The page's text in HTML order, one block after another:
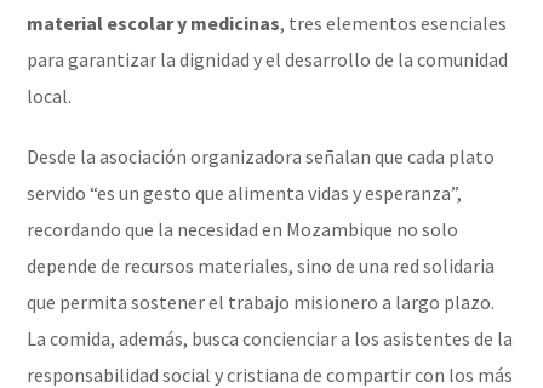
material escolar y medicinas, tres elementos esenciales
para garantizar la dignidad y el desarrollo de la comunidad
local.
Desde la asociación organizadora señalan que cada plato
servido “es un gesto que alimenta vidas y esperanza”,
recordando que la necesidad en Mozambique no solo
depende de recursos materiales, sino de una red solidaria
que permita sostener el trabajo misionero a largo plazo.
La comida, además, busca concienciar a los asistentes de la
responsabilidad social y cristiana de compartir con los más